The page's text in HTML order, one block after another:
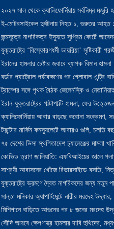
২০২৭ সাল থেকে ক্যালিফোর্নিয়ায় সর্বনিম্ন
ই-মোটরসাইকেল দুর্ঘটনায় নিহত ১, গুরুতর আহত
জন্মসূত্রে নাগরিকত্ব ইস্যুতে সুপ্রিম কোর্টে
যুক্তরাষ্ট্রে ‘বিস্ফোরণধর্মী ডায়রিয়া’ সৃষ্টিকারী
ইরানের হামলার চেষ্টার জবাবে ব্যাপক বিমান
বর্ডার প্যাট্রোল পর্যবেক্ষণের পর গ্লোবাল এন্ট্রি
ট্রাম্পের সঙ্গে পৃথক বৈঠক জেলেনস্কি ও
ইরান-যুক্তরাষ্ট্রের পাল্টাপাল্টি হামলা, ফের
ক্যালিফোর্নিয়ায় আবার বাড়ছে করোনা সংক্রমণ,
টরন্টোর মার্কিন কনস্যুলেটে আবারও গুলি, চলতি
৭৫ দেশের ভিসা স্থগিতাদেশ চ্যালেঞ্জের
কোভিড ত্রাণ জালিয়াতি: এফবিআইয়ের জালে
সাশ্রয়ী আবাসনের খোঁজে রিভারসাইডে বসতি,
যুক্তরাষ্ট্রে ভ্রমণে দ্বৈত নাগরিকদের জন্য নতুন
সান্তা মনিকার অ্যাপার্টমেন্টে নারীর মরদেহ
মিশিগানে বাড়িতে আগুনের পর ৮ জনের মরদেহ
সৌদি আরবে ক্ষেপণাস্ত্র হামলার দাবি হুথিদের,